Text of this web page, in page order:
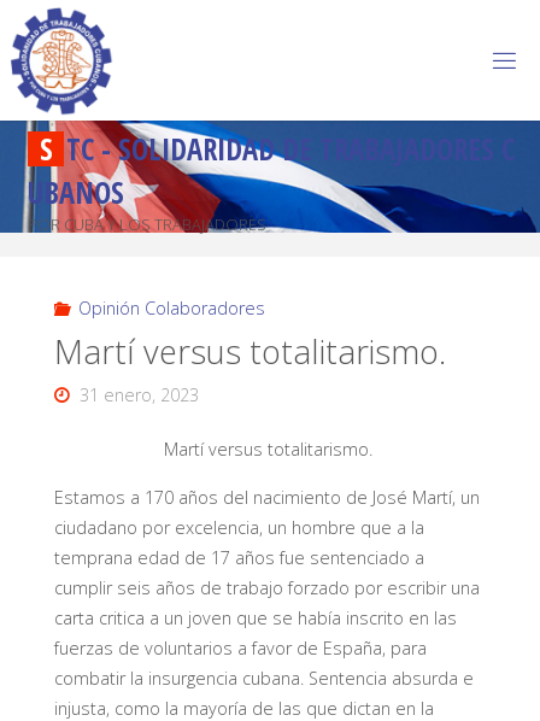
S TC-SOLIDARIDADD R A BAJADORES C
U BANOS
POR CUBA Y LOS TRABAJADORES
Opinión Colaboradores
Martí versus totalitarismo.
31 enero, 2023
Martí versus totalitarismo.
Estamos a 170 años del nacimiento de José Martí, un
ciudadano por excelencia, un hombre que a la
temprana edad de 17 años fue sentenciado a
cumplir seis años de trabajo forzado por escribir una
carta critica a un joven que se había inscrito en las
fuerzas de voluntarios a favor de España, para
combatir la insurgencia cubana. Sentencia absurda e
injusta, como la mayoría de las que dictan en la